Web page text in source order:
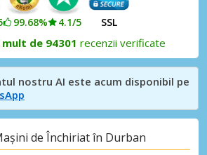
99.68% 4.1/5 SSL
mult de 94301 recenzii verificate
nostru AI este acum disponibil pe
de Închiriat în Durban